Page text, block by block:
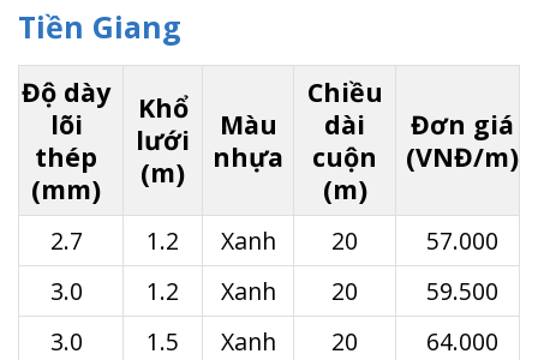
Tiền Giang
Độ dày
lõi
thép
(mm)
Khổ
lưới
(m)
Màu
nhựa
Chiều
dài
cuộn
(m)
Đơn giá
(VNĐ/m)
2.7 1.2 Xanh 20
57.000
3.0
1.2 Xanh 20
59.500
3.0
1.5 Xanh 20
64.000